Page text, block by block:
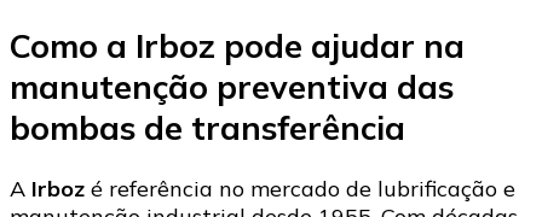
Como a Irboz pode ajudar na
manutenção preventiva das
bombas de transferência
A Irboz é referência no mercado de lubrificação e